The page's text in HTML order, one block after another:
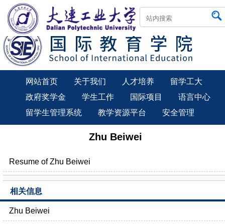
网站首页 关于我们 人才培养
留学工大
政府奖学金
学生工作 国际项目
语言中心
留学生管理系统
教学资源平台 安全管理
Zhu Beiwei
Resume of Zhu Beiwei
相关信息
Zhu Beiwei